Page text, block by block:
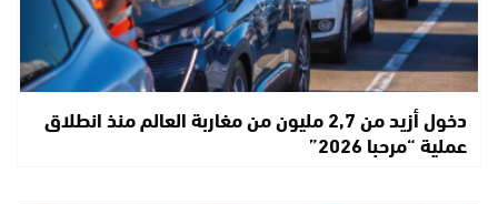
دخول أزيد من 2,7 مليون من مغاربة العالم منذ انطلاق
عملية “مرحبا 2026”